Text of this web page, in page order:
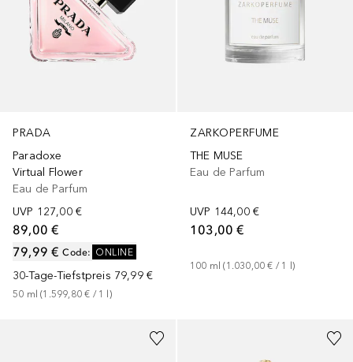
PRADA
Paradoxe
Virtual Flower
Eau de Parfum
UVP 127,00 €
89,00 €
Code: ONLINE
79,99 €
30-Tage-Tiefstpreis 79,99 €
50 ml (1.599,80 € / 1 )
ZARKOPERFUME
THE MUSE
Eau de Parfum
UVP 144,00 €
103,00 €
100 ml (1.030,00 € / 1 )